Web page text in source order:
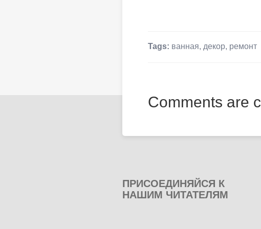
Tags: ванная, декор, ремонт
Comments are
ПРИСОЕДИНЯЙСЯ К
НАШИМ ЧИТАТЕЛЯМ